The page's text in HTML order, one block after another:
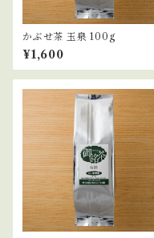
かぶせ茶 玉泉 100g
¥1,600